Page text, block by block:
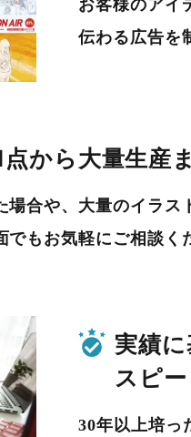
お客様のアイ
伝わる広告を
から 大量生産
場合や、大量のイラス
もお気軽にご相談く
実績
スピ
30年以上培っ